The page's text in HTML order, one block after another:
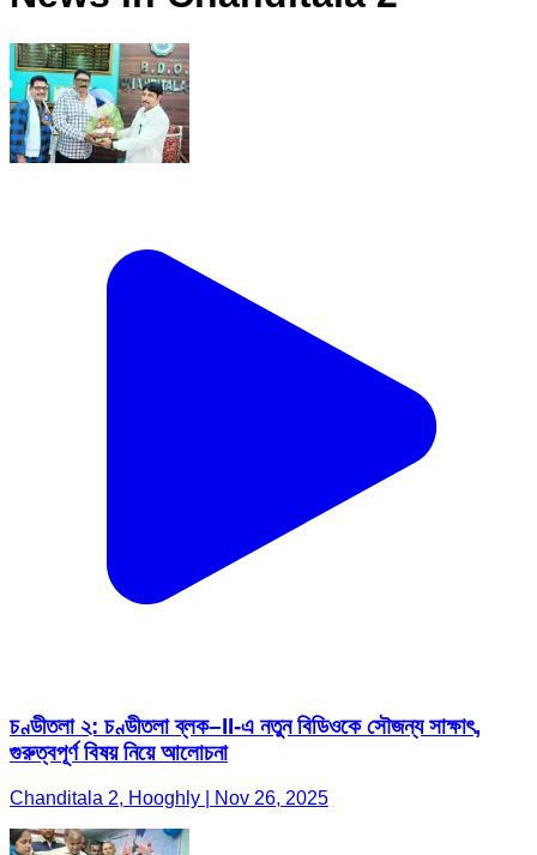
চণ্ডীতলা ২: চণ্ডীতলা ব্লক–II-এ নতুন বিডিওকে সৌজন্য সাক্ষাৎ,
গুরুত্বপূর্ণ বিষয় নিয়ে আলোচনা
Chanditala 2, Hooghly | Nov 26, 2025